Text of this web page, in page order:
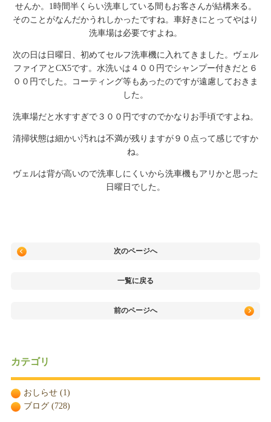
せんか。1時間半くらい洗車している間もお客さんが結構来る。
そのことがなんだかうれしかったですね。車好きにとってやはり
洗車場は必要ですよね。
次の日は日曜日、初めてセルフ洗車機に入れてきました。ヴェル
ファイアとCX5です。水洗いは４００円でシャンプー付きだと６
００円でした。コーティング等もあったのですが遠慮しておきま
した。
洗車場だと水すすぎで３００円ですのでかなりお手頃ですよね。
清掃状態は細かい汚れは不満が残りますが９０点って感じですか
ね。
ヴェルは背が高いので洗車しにくいから洗車機もアリかと思った
日曜日でした。
次のページへ
一覧に戻る
前のページへ
カテゴリ
おしらせ(1)
ブログ(728)